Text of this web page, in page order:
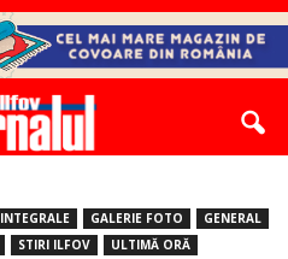
GALERIE FOTO
GENERAL
STIRI ILFOV ULTIMĂ ORĂ